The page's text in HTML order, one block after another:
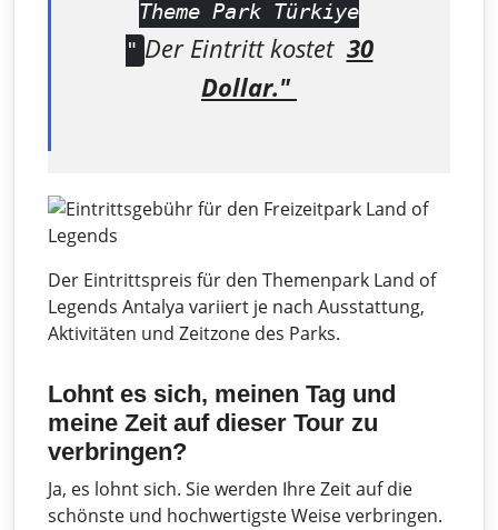
Theme Park Türkiye
" Der Eintritt kostet 30
Dollar."
Der Eintrittspreis für den Themenpark Land of
Legends Antalya variiert je nach Ausstattung,
Aktivitäten und Zeitzone des Parks.
Lohnt es sich, meinen Tag und
meine Zeit auf dieser Tour zu
verbringen?
Ja, es lohnt sich. Sie werden Ihre Zeit auf die
schönste und hochwertigste Weise verbringen.